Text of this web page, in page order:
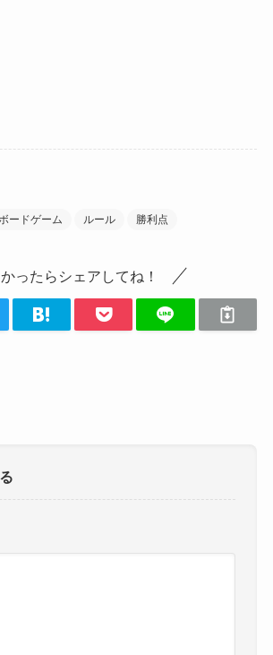
ボードゲーム ルール 勝利点
ったらシェアしてね！